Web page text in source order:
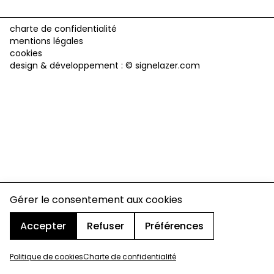
Gérer le consentement aux cookies
Accepter
Refuser Préférences
Politique de cookiesCharte de confidentialité
charte de confidentialité
mentions légales
cookies
design & développement : © signelazer.com